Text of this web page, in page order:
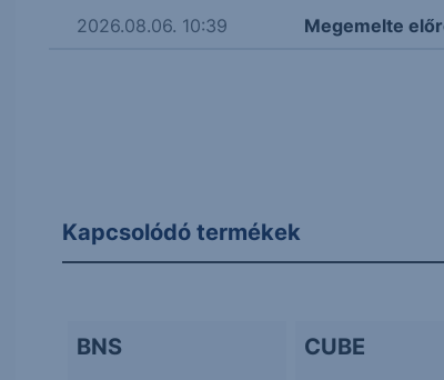
2026.08.06. 10:39 Megemelte
Kapcsolódó termékek
BNS CUBE